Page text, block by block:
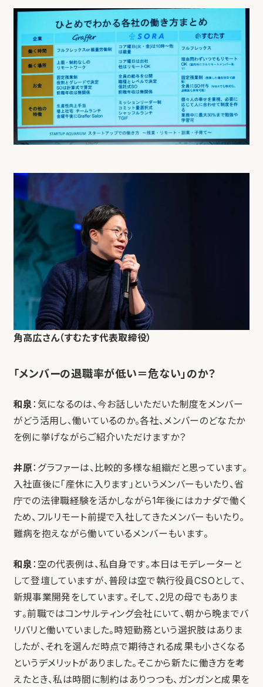
角高広さん（すむたす代表取締役）
「メンバーの退職率が低い＝危ない」のか？
和泉：気になるのは、今お話しいただいた制度をメンバー
がどう活用し、働いているのか。各社、メンバーのどなたか
を例に挙げながらご紹介いただけますか？
井原：グラファーは、比較的多様な組織だと思っています。
入社直後に「産休に入ります」というメンバーもいたり、省
庁での法律職経験を活かしながら1年後にはカナダで働く
ため、フルリモート前提で入社してきたメンバーもいたり。
難病を抱えながら働いているメンバーもいます。
和泉：空の代表例は、私自身です。本日はモデレーターと
して登壇していますが、普段は空で執行役員CSOとして、
新規事業開発をしています。そして、2児の母でもありま
す。前職ではコンサルティング会社にいて、朝から晩までバ
リバリと働いていました。時短勤務という選択肢はありま
したが、それを選んだ時点で期待される成果も小さくなる
というデメリットがありました。そこから新たに働き方を考
えたとき、私は時間に制約はありつつも、ガンガンと成果を